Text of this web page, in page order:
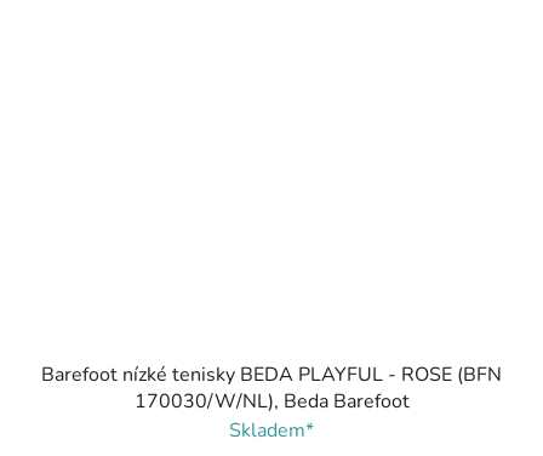
Barefoot nízké tenisky BEDA PLAYFUL - ROSE (BFN
170030/W/NL), Beda Barefoot
Skladem*